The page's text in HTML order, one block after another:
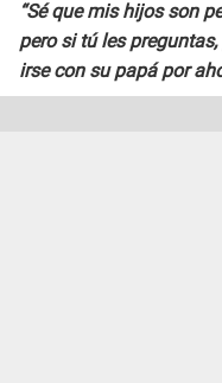
“Sé que mis hijos son
pero si tú les
irse con su papá por